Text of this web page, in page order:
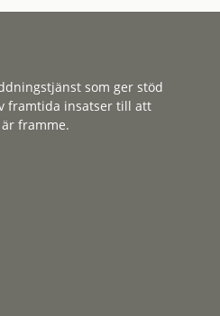
som ger stöd
framtida insatser till att
framme.